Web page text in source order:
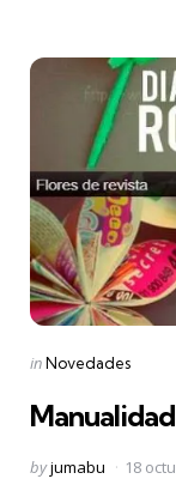
Categories
Posted
inNovedades
Posted
byjumabu 18